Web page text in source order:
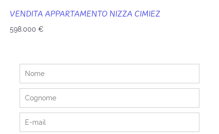
VENDITA APPARTAMENTO NIZZA CIMIEZ
598.000 €